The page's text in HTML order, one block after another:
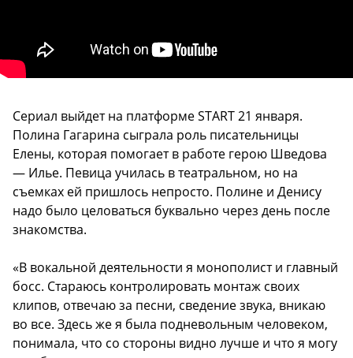
Сериал выйдет на платформе START 21 января.
Полина Гагарина сыграла роль писательницы
Елены, которая помогает в работе герою Шведова
— Илье. Певица училась в театральном, но на
съемках ей пришлось непросто. Полине и Денису
надо было целоваться буквально через день после
знакомства.
«В вокальной деятельности я монополист и главный
босс. Стараюсь контролировать монтаж своих
клипов, отвечаю за песни, сведение звука, вникаю
во все. Здесь же я была подневольным человеком,
понимала, что со стороны видно лучше и что я могу